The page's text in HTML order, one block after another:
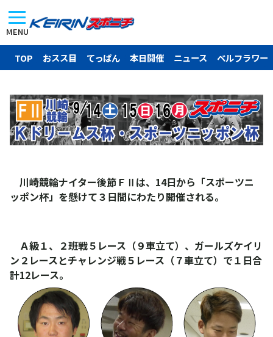
MENU
TOP おスス目 てっぱん 本日開催 ニュース ベルフラワー
川崎競輪ナイター後節ＦⅡは、14日から「スポーツニ
ッポン杯」を懸けて３日間にわたり開催される。
Ａ級１、２班戦５レース（９車立て）、ガールズケイリ
ン２レースとチャレンジ戦５レース（７車立て）で１日合
計12レース。